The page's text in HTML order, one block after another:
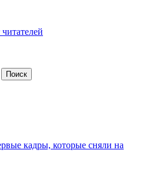
кадры, которые сняли на